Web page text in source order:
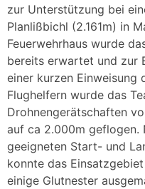
zur Unterstützung bei
Planlißbichl (2.161m) in
Feuerwehrhaus wurde
bereits erwartet und zur
einer kurzen Einweisung
Flughelfern wurde das
Drohnengerätschaften
auf ca 2.000m geflogen.
geeigneten Start- und
konnte das
einige Glutnester